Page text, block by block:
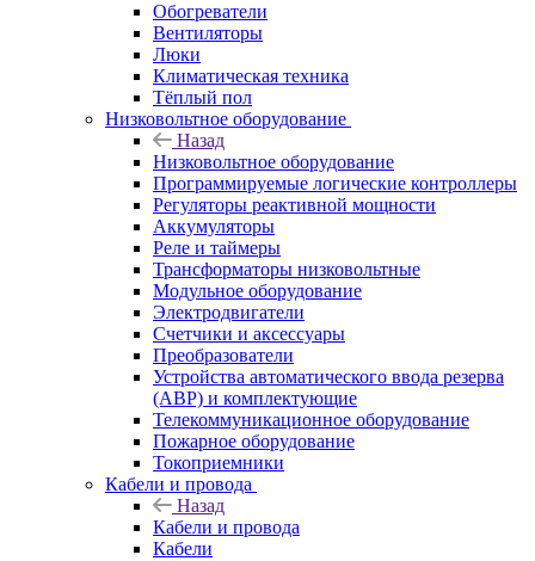
Обогреватели
Вентиляторы
Люки
Климатическая техника
Тёплый пол
Низковольтное оборудование
Назад
Низковольтное оборудование
Программируемые логические контроллеры
Регуляторы реактивной мощности
Аккумуляторы
Реле и таймеры
Трансформаторы низковольтные
Модульное оборудование
Электродвигатели
Счетчики и аксессуары
Преобразователи
Устройства автоматического ввода резерва
(АВР) и комплектующие
Телекоммуникационное оборудование
Пожарное оборудование
Токоприемники
Кабели и провода
Назад
Кабели и провода
Кабели